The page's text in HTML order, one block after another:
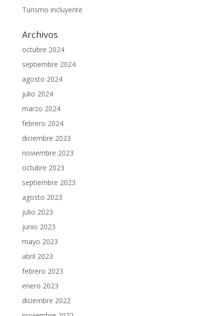
Turismo incluyente
Archivos
octubre 2024
septiembre 2024
agosto 2024
julio 2024
marzo 2024
febrero 2024
diciembre 2023
noviembre 2023
octubre 2023
septiembre 2023
agosto 2023
julio 2023
junio 2023
mayo 2023
abril 2023
febrero 2023
enero 2023
diciembre 2022